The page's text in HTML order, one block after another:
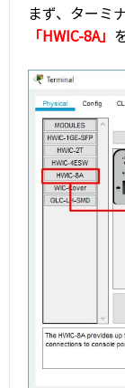
まず、ターミ
「HWIC-8A」